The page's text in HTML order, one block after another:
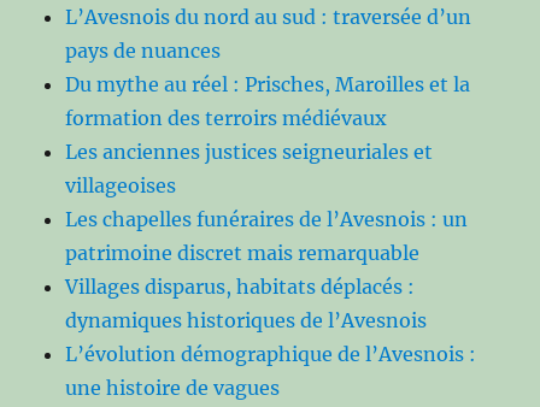
L’Avesnois du nord au sud : traversée d’un
pays de nuances
Du mythe au réel : Prisches, Maroilles et la
formation des terroirs médiévaux
Les anciennes justices seigneuriales et
villageoises
Les chapelles funéraires de l’Avesnois : un
patrimoine discret mais remarquable
Villages disparus, habitats déplacés :
dynamiques historiques de l’Avesnois
L’évolution démographique de l’Avesnois :
une histoire de vagues